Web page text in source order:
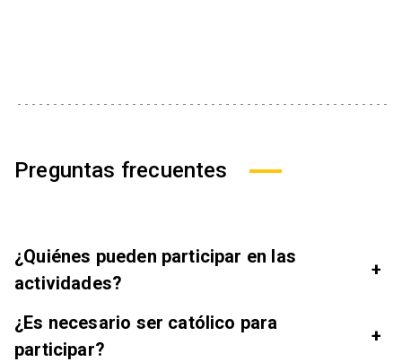
Preguntas frecuentes
¿Quiénes pueden participar en las
actividades?
+
¿Es necesario ser católico para
participar?
+